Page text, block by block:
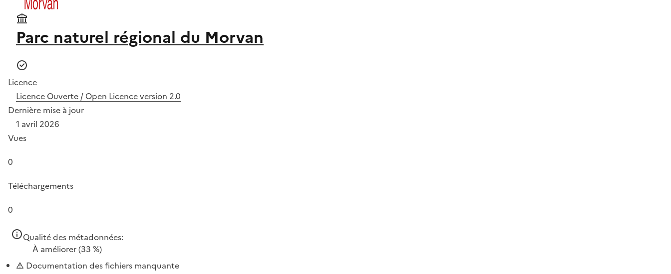
Parc naturel régional du Morvan
Licence
Licence Ouverte / Open Licence version 2.0
Dernière mise à jour
1 avril 2026
Vues
0
Téléchargements
0
Qualité des métadonnées:
À améliorer(33 %)
Documentation des fichiers manquante